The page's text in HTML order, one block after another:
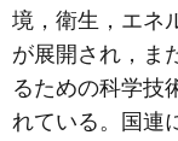
境，衛生，エネ
が展開され，ま
るための科学技
れている。国連